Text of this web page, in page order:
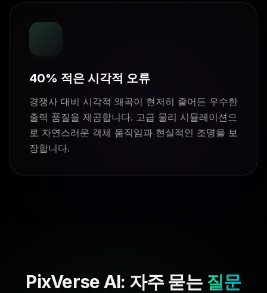
40% 적은 시각적 오류
경쟁사 대비 시각적 왜곡이 현저히 줄어든 우수한
출력 품질을 제공합니다. 고급 물리 시뮬레이션으
로 자연스러운 객체 움직임과 현실적인 조명을 보
장합니다.
PixVerse AI: 자주 묻는 질문